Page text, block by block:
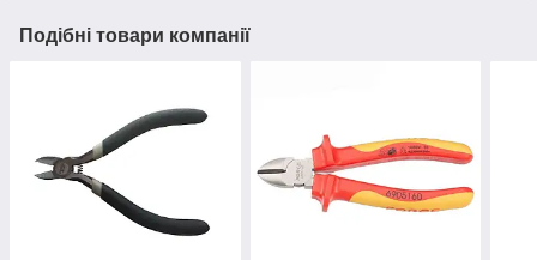
Подібні товари компанії